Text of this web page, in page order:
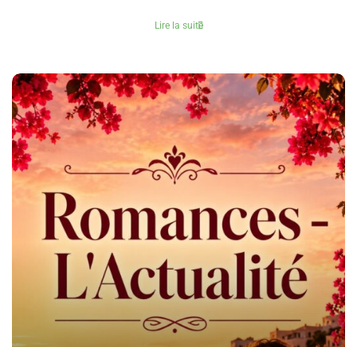
Lire la suite